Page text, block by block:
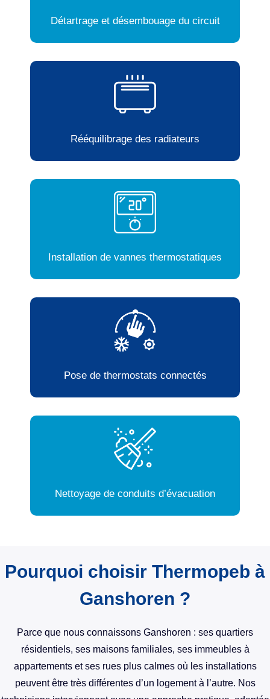
Détartrage et désembouage du circuit
Rééquilibrage des radiateurs
Installation de vannes thermostatiques
Pose de thermostats connectés
Nettoyage de conduits d’évacuation
Pourquoi choisir Thermopeb à
Ganshoren ?
Parce que nous connaissons Ganshoren : ses quartiers
résidentiels, ses maisons familiales, ses immeubles à
appartements et ses rues plus calmes où les installations
peuvent être très différentes d’un logement à l’autre. Nos